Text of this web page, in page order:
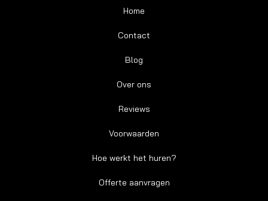
Home
Contact
Blog
Over ons
Reviews
Voorwaarden
Hoe werkt het huren?
Offerte aanvragen